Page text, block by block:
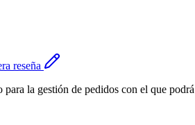
reseña
la gestión de pedidos con el que